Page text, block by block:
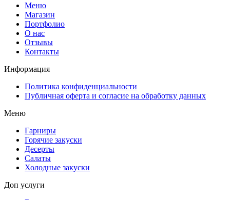
Меню
Магазин
Портфолио
О нас
Отзывы
Контакты
Информация
Политика конфиденциальности
Публичная оферта и согласие на обработку данных
Меню
Гарниры
Горячие закуски
Десерты
Салаты
Холодные закуски
Доп услуги